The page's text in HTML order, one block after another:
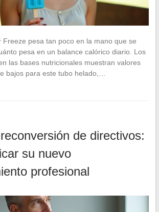
Freeze pesa tan poco en la mano que se
pesa en un balance calórico diario. Los
las bases nutricionales muestran valores
bajos para este tubo helado,…
de directivos:
su nuevo
profesional